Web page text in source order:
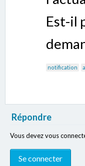
Est-il
notification
Répondre
Vous devez vous